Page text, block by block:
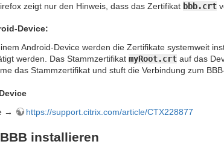
zeigt nur den Hinweis, dass das Zertifikat bbb.crt
Device:
Android-Device werden die Zertifikate systemweit
werden. Das Stammzertifikat myRoot.crt auf das
das Stammzertifikat und stuft die Verbindung zum
→
https://support.citrix.com/article/CTX228877
installieren